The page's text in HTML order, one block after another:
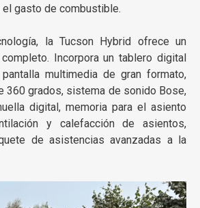
gasto de combustible.
la Tucson Hybrid ofrece un
Incorpora un tablero digital
multimedia de gran formato,
360 grados, sistema de sonido Bose,
digital, memoria para el asiento
y calefacción de asientos,
de asistencias avanzadas a la